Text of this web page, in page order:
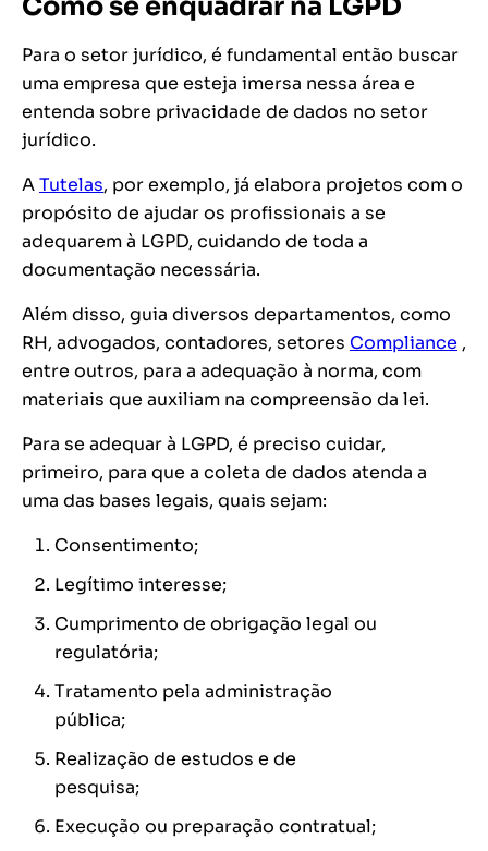
Como se enquadrar na LGPD
Para o setor jurídico, é fundamental então buscar
uma empresa que esteja imersa nessa área e
entenda sobre privacidade de dados no setor
jurídico.
ATutelas, por exemplo, já elabora projetos com o
propósito de ajudar os profissionais a se
adequarem à LGPD, cuidando de toda a
documentação necessária.
Além disso, guia diversos departamentos, como
RH, advogados, contadores, setores Compliance ,
entre outros, para a adequação à norma, com
materiais que auxiliam na compreensão da lei.
Para se adequar à LGPD, é preciso cuidar,
primeiro, para que a coleta de dados atenda a
uma das bases legais, quais sejam:
Consentimento;
Legítimo interesse;
Cumprimento de obrigação legal ou
regulatória;
Tratamento pela administração
pública;
Realização de estudos e de
pesquisa;
Execução ou preparação contratual;